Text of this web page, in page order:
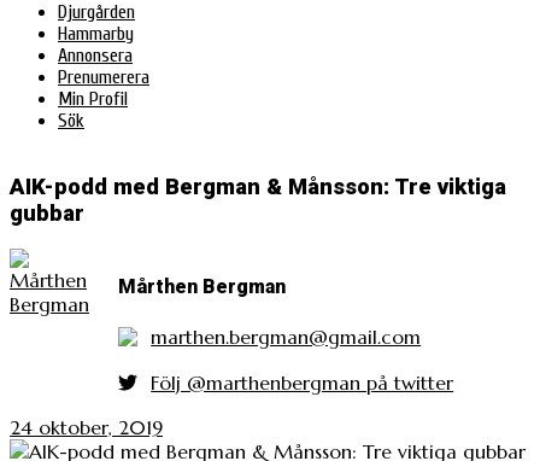
Djurgården
Hammarby
Annonsera
Prenumerera
Min Profil
Sök
AIK-podd med Bergman & Månsson: Tre viktiga
gubbar
Mårthen Bergman
marthen.bergman@gmail.com
Följ @marthenbergman på twitter
24 oktober, 2019